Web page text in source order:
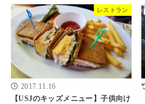
レストラン
2017.11.16
【USJのキッズメニュー】子供向け